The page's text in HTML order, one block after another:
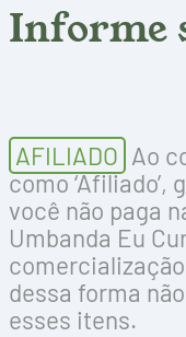
Informe
AFILIADO Ao
como
você não paga
Umbanda Eu
dessa forma
esses itens.